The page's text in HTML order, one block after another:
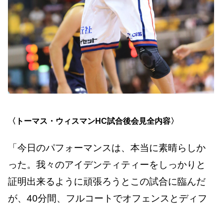
〈トーマス・ウィスマンHC試合後会見全内容〉
「今日のパフォーマンスは、本当に素晴らしか
った。我々のアイデンティティーをしっかりと
証明出来るように頑張ろうとこの試合に臨んだ
が、40分間、フルコートでオフェンスとディフ